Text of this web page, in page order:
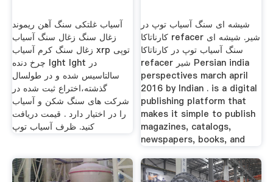
آسیاب غلتکی سنگ آهن ریموند
زغال سنگ زغال سنگ آسیاب
زغال سنگ کرم آسیاب xrp توپی
چرخ دنده lght lght در
سالتاسیس شده و در طولسال
گذشته،اختراع ثبت شده در
شركت های سنگ شكن و آسیاب
را در اختیار دارد . قیمت دریافت
کنید. ظرف آسیاب توپ
شیشه ای سنگ آسیاب توپ در
کارناتاکا refacer شیر. شیشه ای
سنگ آسیاب توپ در کارناتاکا
refacer شیر Persian india
perspectives march april
2016 by Indian . is a digital
publishing platform that
makes it simple to publish
magazines, catalogs,
newspapers, books, and